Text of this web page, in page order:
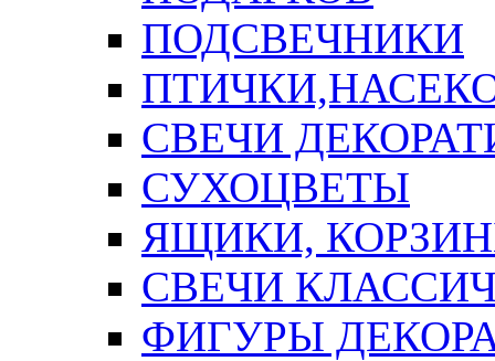
ПОДСВЕЧНИКИ
СВЕЧИ
СУХОЦВЕТЫ
ЯЩИКИ,
СВЕЧИ
ФИГУРЫ